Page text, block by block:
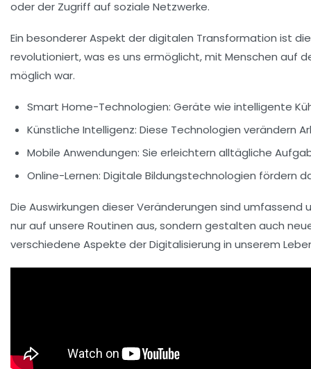
oder der Zugriff auf soziale Netzwerke.
Ein besonderer Aspekt der digitalen Transformation ist
revolutioniert, was es uns ermöglicht, mit Menschen auf
möglich war.
Smart Home-Technologien: Geräte wie intelligente
Künstliche Intelligenz: Diese Technologien verändern
Mobile Anwendungen: Sie erleichtern alltägliche
Online-Lernen: Digitale Bildungstechnologien fördern
Die Auswirkungen dieser Veränderungen sind
nur auf unsere Routinen aus, sondern gestalten auch
verschiedene Aspekte der Digitalisierung in unserem